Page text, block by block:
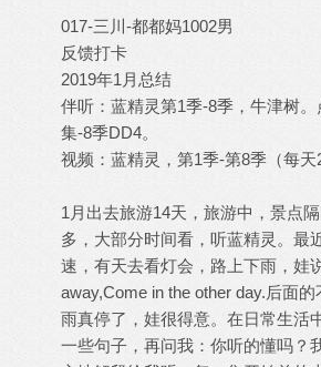
017-三川-都都妈1002男
反馈打卡
2019年1月总结
伴听：蓝精灵第1季-8季，牛津树
集-8季DD4。
视频：蓝精灵，第1季-第8季（每天
1月出去旅游14天，旅游中，景点
多，大部分时间看，听蓝精灵。最
速，有天去看灯会，路上下雨，娃
away,Come in the other day.后面
雨真停了，娃很得意。在日常生活
一些句子，再问我：你听的懂吗？